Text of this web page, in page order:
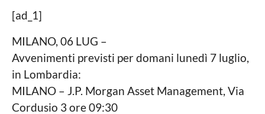
a
g
o
1
a
n
n
L
a
P
o
l
i
t
i
c
a
g
[ad_1]
MILANO, 06 LUG –
Avvenimenti previsti per domani lunedì 7 luglio,
in Lombardia:
MILANO – J.P. Morgan Asset Management, Via
Cordusio 3 ore 09:30